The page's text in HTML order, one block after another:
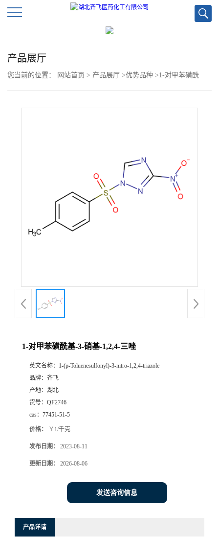
司
页
态
联
产品展厅
您当前的位置： 网站首页 > 产品展厅 >优势品种 >1-对甲苯磺酰
1-对甲苯磺酰基-3-硝基-1,2,4-三唑
英文名称： 1-(p-Toluenesulfonyl)-3-nitro-1,2,4-triazole
品牌： 齐飞
产地： 湖北
货号： QF2746
cas： 77451-51-5
价格： ￥1/千克
发布日期： 2023-08-11
更新日期： 2026-08-06
发送咨询信息
产品详请